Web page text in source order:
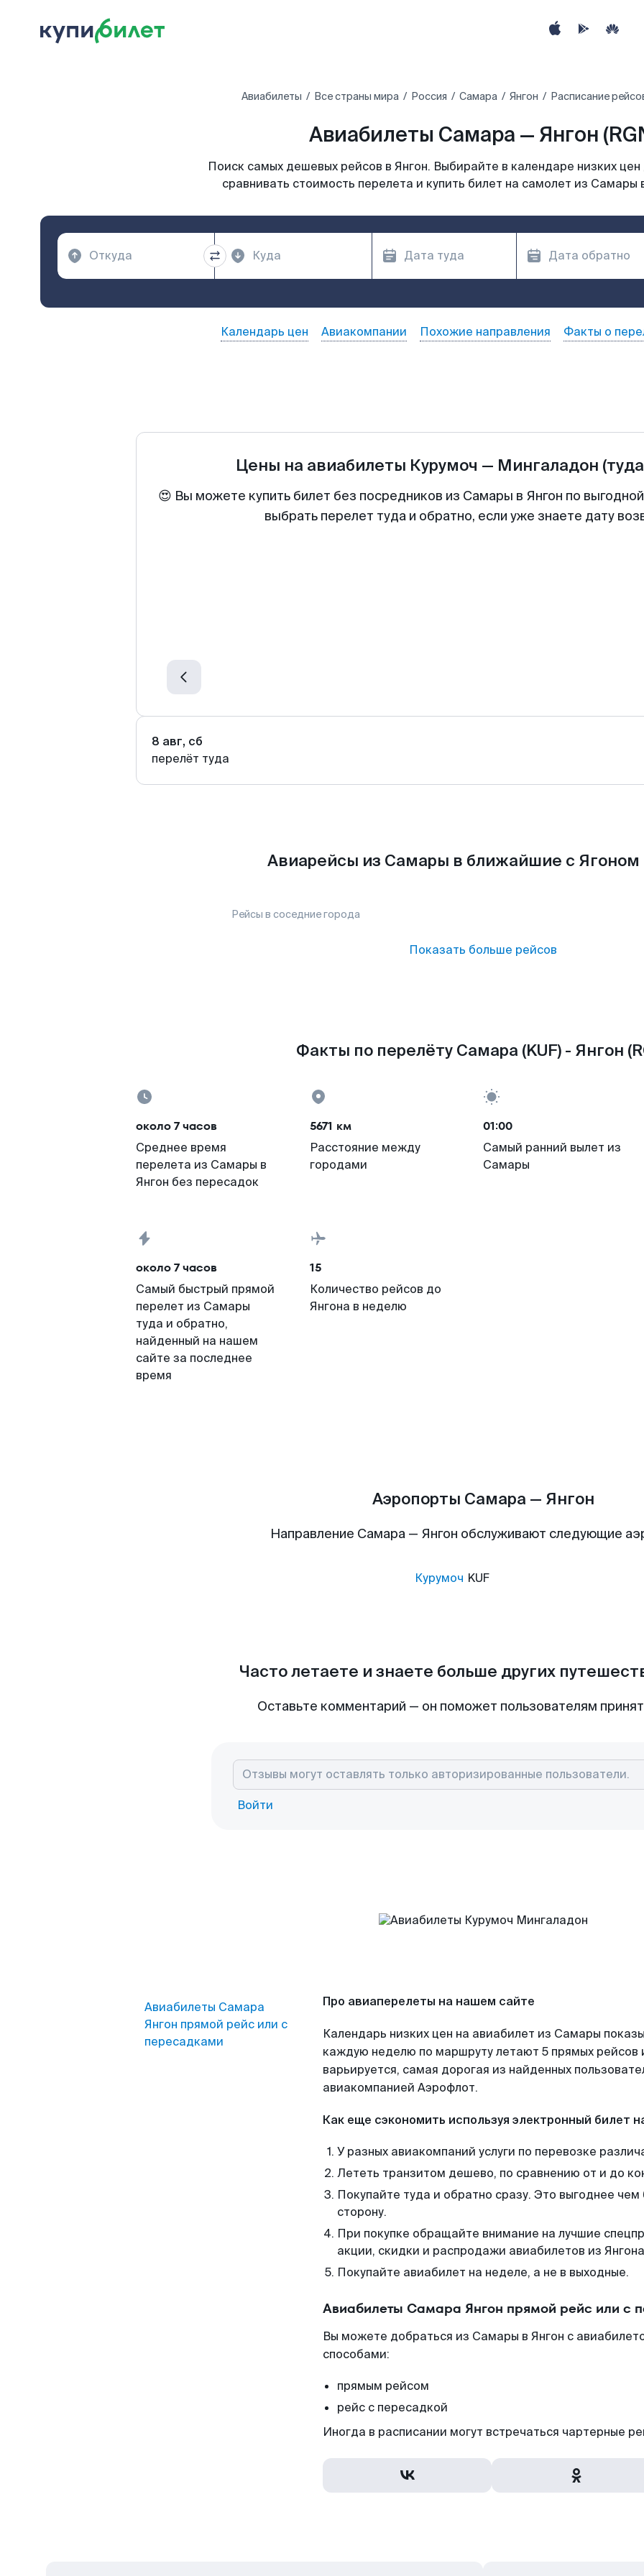
Авиабилеты Все страны мира Россия Самара Янгон Расписание
Авиабилеты Самара — Янгон
Поиск самых дешевых рейсов в Янгон. Выбирайте в календаре низких
сравнивать стоимость перелета и купить билет на самолет из Самары
Календарь цен Авиакомпании Похожие направления Факты о
Цены на авиабилеты Курумоч — Мингаладон
😍 Вы можете купить билет без посредников из Самары в Янгон по
выбрать перелет туда и обратно, если уже знаете дату
8 авг, сб
перелёт туда
Авиарейсы из Самары в ближайшие с Ягоном
Рейсы в соседние города
Показать больше рейсов
Факты по перелёту Самара (KUF) - Янгон
около 7 часов
Среднее время
перелета из Самары в
Янгон без пересадок
5671 км
Расстояние между
городами
01:00
Самый ранний вылет из
Самары
около 7 часов
Самый быстрый прямой
перелет из Самары
туда и обратно,
найденный на нашем
сайте за последнее
время
15
Количество рейсов до
Янгона в неделю
Аэропорты Самара — Янгон
Направление Самара — Янгон обслуживают следующие
Курумоч KUF
Часто летаете и знаете больше других
Оставьте комментарий — он поможет пользователям
Войти
Авиабилеты Самара
Янгон прямой рейс или с
пересадками
Про авиаперелеты на нашем сайте
Календарь низких цен на авиабилет из Самары
каждую неделю по маршруту летают 5 прямых рейсов
варьируется, самая дорогая из найденных
авиакомпанией Аэрофлот.
Как еще сэкономить используя электронный билет
У разных авиакомпаний услуги по перевозке
Лететь транзитом дешево, по сравнению от и до
Покупайте туда и обратно сразу. Это выгоднее
сторону.
При покупке обращайте внимание на лучшие
акции, скидки и распродажи авиабилетов из
Покупайте авиабилет на неделе, а не в выходные.
Авиабилеты Самара Янгон прямой рейс или с
Вы можете добраться из Самары в Янгон с
способами:
прямым рейсом
рейс с пересадкой
Иногда в расписании могут встречаться чартерные